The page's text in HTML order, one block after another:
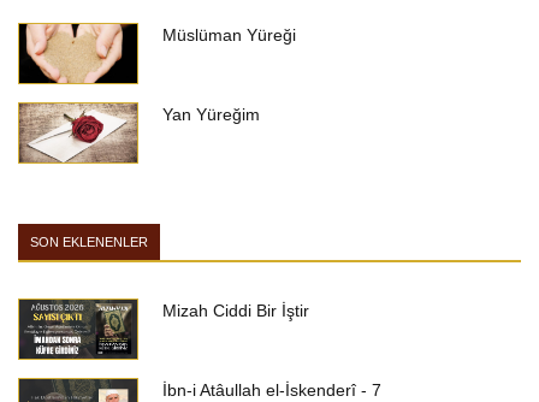
Müslüman Yüreği
Yan Yüreğim
SON EKLENENLER
Mizah Ciddi Bir İştir
İbn-i Atâullah el-İskenderî - 7